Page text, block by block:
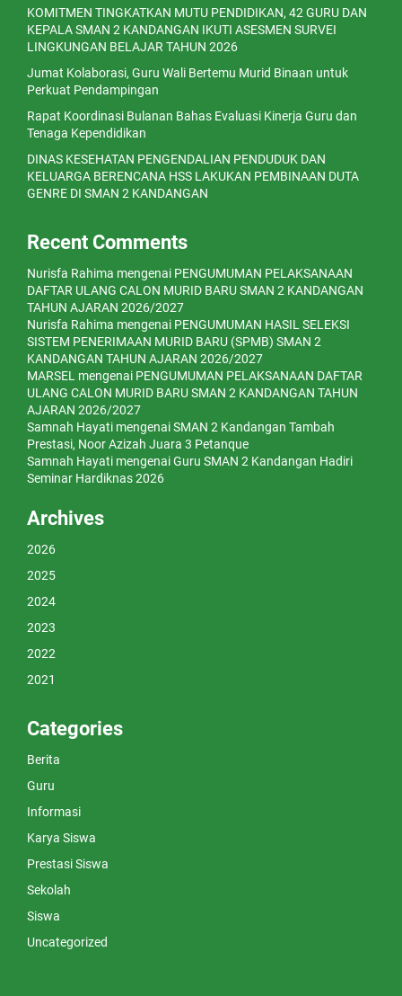
KOMITMEN TINGKATKAN MUTU PENDIDIKAN, 42 GURU DAN
KEPALA SMAN 2 KANDANGAN IKUTI ASESMEN SURVEI
LINGKUNGAN BELAJAR TAHUN 2026
Jumat Kolaborasi, Guru Wali Bertemu Murid Binaan untuk
Perkuat Pendampingan
Rapat Koordinasi Bulanan Bahas Evaluasi Kinerja Guru dan
Tenaga Kependidikan
DINAS KESEHATAN PENGENDALIAN PENDUDUK DAN
KELUARGA BERENCANA HSS LAKUKAN PEMBINAAN DUTA
GENRE DI SMAN 2 KANDANGAN
Recent Comments
Nurisfa Rahima mengenai PENGUMUMAN PELAKSANAAN
DAFTAR ULANG CALON MURID BARU SMAN 2 KANDANGAN
TAHUN AJARAN 2026/2027
Nurisfa Rahima mengenai PENGUMUMAN HASIL SELEKSI
SISTEM PENERIMAAN MURID BARU (SPMB) SMAN 2
KANDANGAN TAHUN AJARAN 2026/2027
MARSEL mengenai PENGUMUMAN PELAKSANAAN DAFTAR
ULANG CALON MURID BARU SMAN 2 KANDANGAN TAHUN
AJARAN 2026/2027
Samnah Hayati mengenaiSMAN 2 Kandangan Tambah
Prestasi, Noor Azizah Juara 3 Petanque
Samnah Hayati mengenaiGuru SMAN 2 Kandangan Hadiri
Seminar Hardiknas 2026
Archives
2026
2025
2024
2023
2022
2021
Categories
Berita
Guru
Informasi
Karya Siswa
Prestasi Siswa
Sekolah
Siswa
Uncategorized